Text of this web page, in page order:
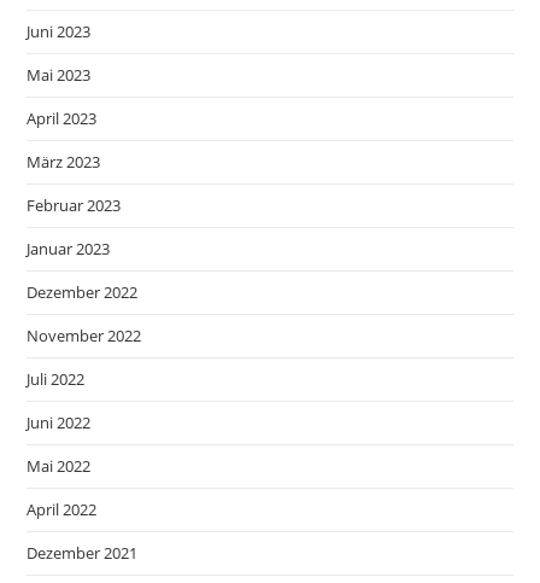
Juni 2023
Mai 2023
April 2023
März 2023
Februar 2023
Januar 2023
Dezember 2022
November 2022
Juli 2022
Juni 2022
Mai 2022
April 2022
Dezember 2021